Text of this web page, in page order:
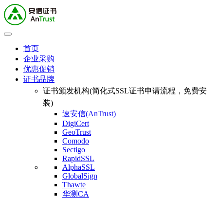
首页
企业采购
优惠促销
证书品牌
证书颁发机构(简化式SSL证书申请流程，免费安
装)
速安信(AnTrust)
DigiCert
GeoTrust
Comodo
Sectigo
RapidSSL
AlphaSSL
GlobalSign
Thawte
华测CA